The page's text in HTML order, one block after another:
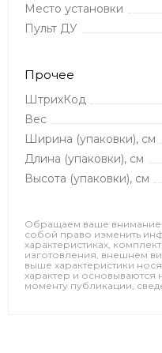
Место установки
Пульт ДУ
Прочее
ШтрихКод
Вес
Ширина (упаковки), см
Длина (упаковки), см
Высота (упаковки), см
Обращаем ваше внимание,
собой право изменить
характеристиках,
изготовления, внешнем
выше характеристики
характер и основываются
моменту публикации,